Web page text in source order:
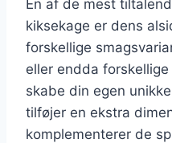
En af de mest
kiksekage er dens
forskellige
eller endda
skabe din egen
tilføjer en ekstra
komplementerer de